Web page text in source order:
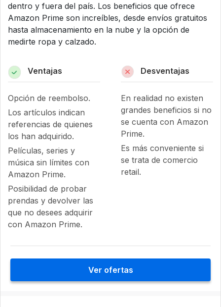
dentro y fuera del país. Los beneficios que ofrece
Amazon Prime son increíbles, desde envíos gratuitos
hasta almacenamiento en la nube y la opción de
medirte ropa y calzado.
Ventajas
Opción de reembolso.
Los artículos indican
referencias de quienes
los han adquirido.
Películas, series y
música sin límites con
Amazon Prime.
Posibilidad de probar
prendas y devolver las
que no desees adquirir
con Amazon Prime.
Desventajas
En realidad no existen
grandes beneficios si no
se cuenta con Amazon
Prime.
Es más conveniente si
se trata de comercio
retail.
Ver ofertas